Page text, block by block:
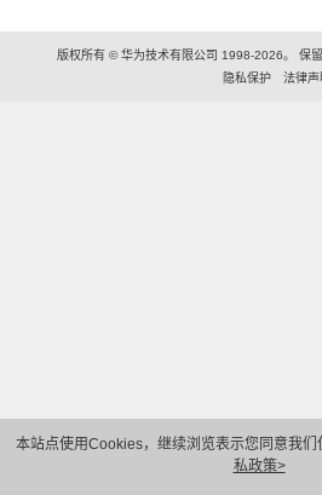
本站点使用Cookies，继续浏览表示您同意我们
私政策>
版权所有 © 华为技术有限公司 1998-2026。 保
隐私保护
法律声